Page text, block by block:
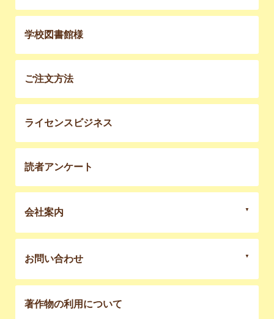
学校図書館様
ご注文方法
ライセンスビジネス
読者アンケート
会社案内
お問い合わせ
著作物の利用について